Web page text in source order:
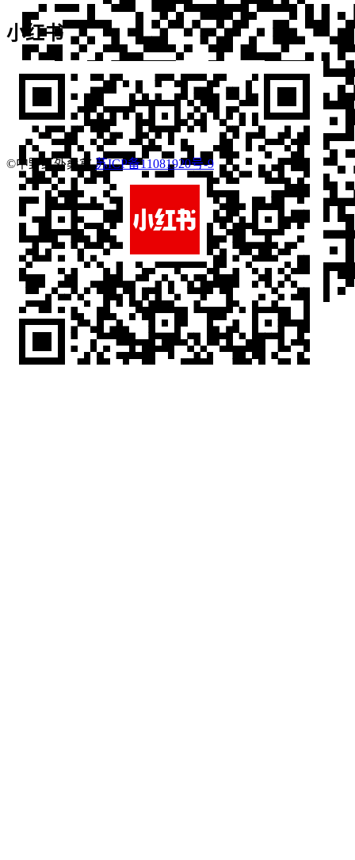
小红书
©中野红外桑拿苏ICP备11081920号-9